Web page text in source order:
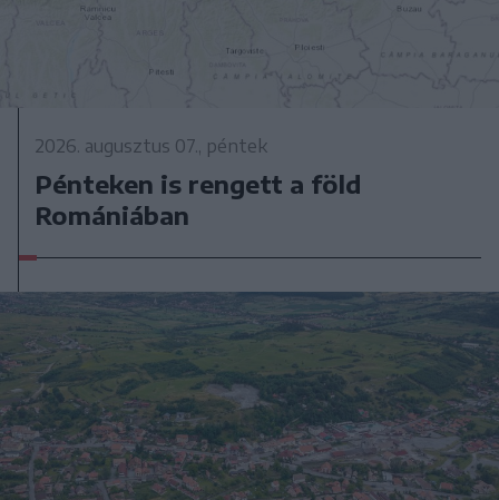
2026. augusztus 07., péntek
Pénteken is rengett a föld
Romániában